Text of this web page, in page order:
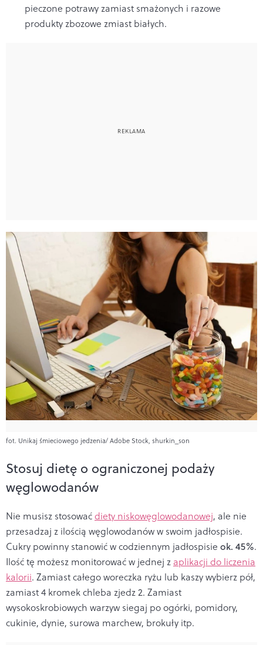
pieczone potrawy zamiast smażonych i razowe
produkty zbozowe zmiast białych.
fot. Unikaj śmieciowego jedzenia/ Adobe Stock, shurkin_son
Stosuj dietę o ograniczonej podaży
węglowodanów
Nie musisz stosowaćdiety niskowęglowodanowej, ale nie
przesadzaj z ilością węglowodanów w swoim jadłospisie.
Cukry powinny stanowić w codziennym jadłospisie ok. 45%.
Ilość tę możesz monitorować w jednej z aplikacji do liczenia
kalorii. Zamiast całego woreczka ryżu lub kaszy wybierz pół,
zamiast 4 kromek chleba zjedz 2. Zamiast
wysokoskrobiowych warzyw siegaj po ogórki, pomidory,
cukinie, dynie, surowa marchew, brokuły itp.